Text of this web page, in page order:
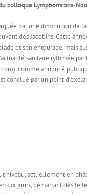
colloque Lymphomrons-
par une diminution de
des Jacobins. Cette
et son entourage, mais
sanitaire rythmée
comme annoncé
par un point
niveau, actuellement en
dix jours, démarrant dès le